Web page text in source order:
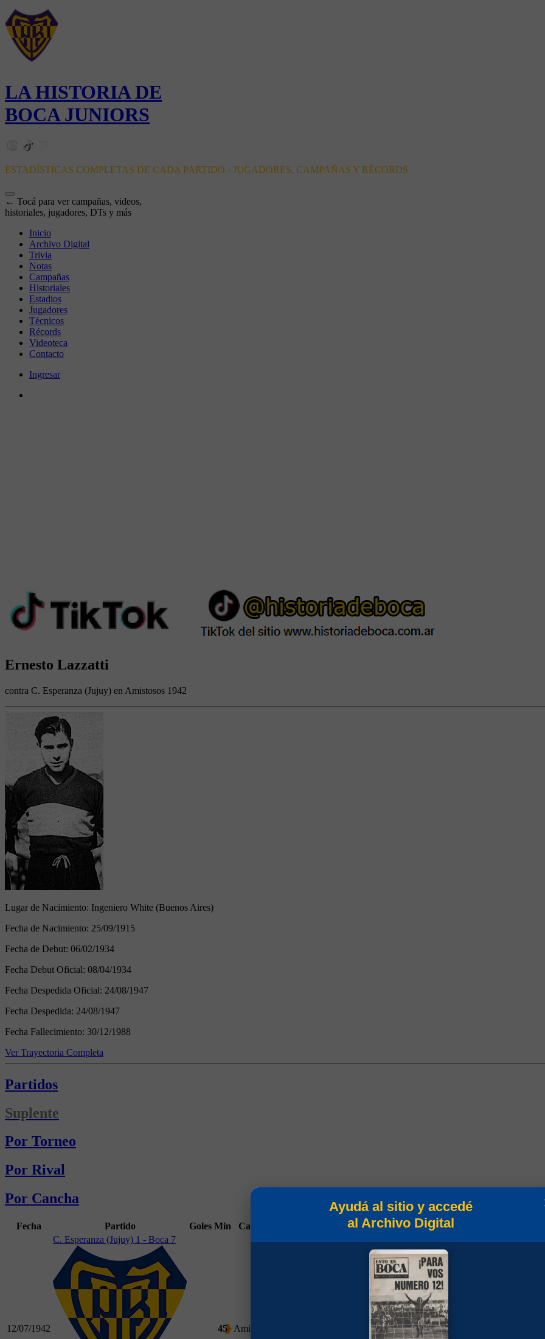
LA HISTORIA DE
BOCA JUNIORS
ESTADÍSTICAS COMPLETAS DE CADA PARTIDO - JUGADORES, CAMPAÑAS Y RÉCORDS
← Tocá para ver campañas, videos,
historiales, jugadores, DTs y más
Inicio
Archivo Digital
Trivia
Notas
Campañas
Historiales
Estadios
Jugadores
Técnicos
Récords
Videoteca
Contacto
Ingresar
Ernesto Lazzatti
contra C. Esperanza (Jujuy) en Amistosos 1942
Lugar de Nacimiento: Ingeniero White (Buenos Aires)
Fecha de Nacimiento: 25/09/1915
Fecha de Debut: 06/02/1934
Fecha Debut Oficial: 08/04/1934
Fecha Despedida Oficial: 24/08/1947
Fecha Despedida: 24/08/1947
Fecha Fallecimiento: 30/12/1988
Ver Trayectoria Completa
Partidos
Suplente
Por Torneo
Por Rival
Por Cancha
Fecha Partido Goles Min Campeonato
12/07/1942
C. Esperanza (Jujuy) 1 - Boca 7
45 Amistosos 1942
Ayudá al sitio y accedé
al Archivo Digital